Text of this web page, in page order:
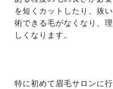
を短くカットしたり、抜
術できる毛がなくなり、
しくなります。
特に初めて眉毛サロンに